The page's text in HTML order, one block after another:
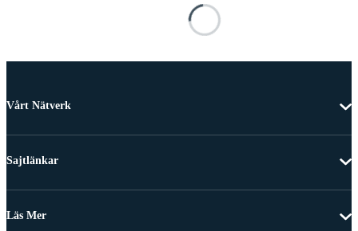
Vårt Nätverk
Sajtlänkar
Läs Mer